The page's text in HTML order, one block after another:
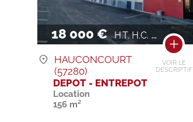
18 000 € H.T. H.C. / AN
VOIR LE
DESCRIPTIF
HAUCONCOURT
(57280)
DEPOT - ENTREPOT
Location
156 m²